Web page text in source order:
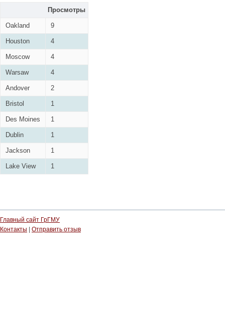
Просмотры
Oakland 9
Houston 4
Moscow 4
Warsaw 4
Andover 2
Bristol 1
Des Moines 1
Dublin 1
Jackson 1
Lake View 1
Главный сайт ГрГМУ
Контакты
Отправить отзыв